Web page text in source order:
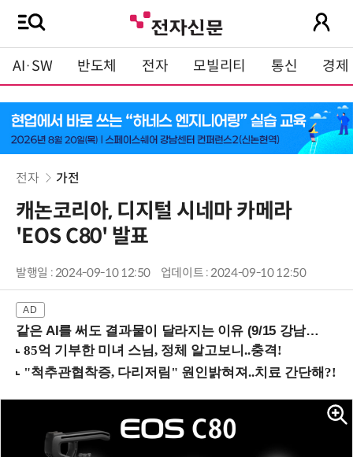
AI·SW 반도체 전자 모빌리티 통신 경제
전자 가전
캐논코리아, 디지털 시네마 카메라
'EOS C80' 발표
발행일 : 2024-09-10 12:50 업데이트 : 2024-09-10 12:50
같은 AI를 써도 결과물이 달라지는 이유 (9/15 강남역)